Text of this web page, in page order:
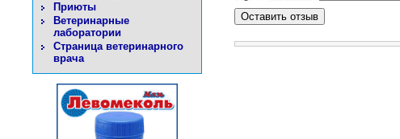
Приюты
Ветеринарные
лаборатории
Страница ветеринарного
врача